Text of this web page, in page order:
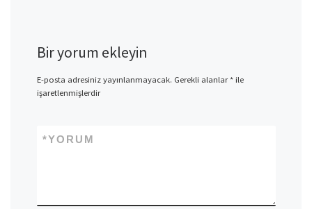
Bir yorum ekleyin
E-posta adresiniz yayınlanmayacak. Gerekli alanlar*ile
işaretlenmişlerdir
YORUM
*